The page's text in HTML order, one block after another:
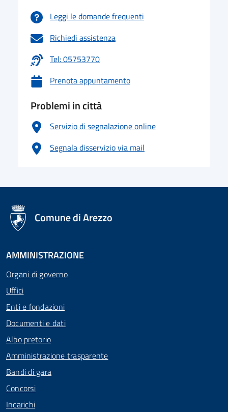
Leggi le domande frequenti
Richiedi assistenza
Tel: 05753770
Prenota appuntamento
Problemi in città
Servizio di segnalazione online
Segnala disservizio via mail
logo Unione Europea
Comune di Arezzo
AMMINISTRAZIONE
Organi di governo
Uffici
Enti e fondazioni
Documenti e dati
Albo pretorio
Amministrazione trasparente
Bandi di gara
Concorsi
Incarichi